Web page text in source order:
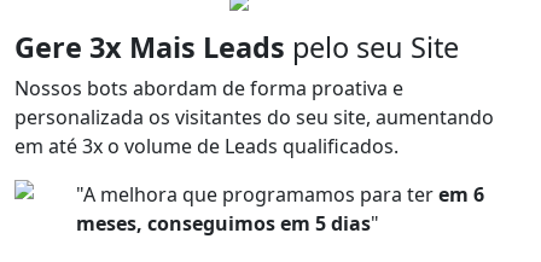
Gere 3x Mais Leads pelo seu Site
Nossos bots abordam de forma proativa e
personalizada os visitantes do seu site, aumentando
em até 3x o volume de Leads qualificados.
"A melhora que programamos para terem 6
meses, conseguimos em 5 dias"